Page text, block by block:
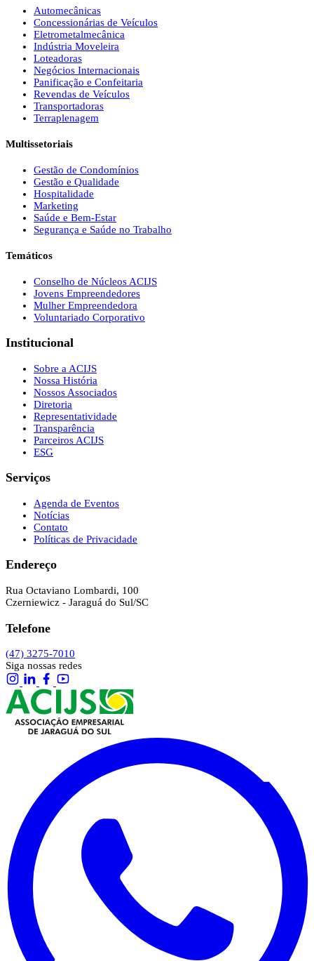
Automecânicas
Concessionárias de Veículos
Eletrometalmecânica
Indústria Moveleira
Loteadoras
Negócios Internacionais
Panificação e Confeitaria
Revendas de Veículos
Transportadoras
Terraplenagem
Multissetoriais
Gestão de Condomínios
Gestão e Qualidade
Hospitalidade
Marketing
Saúde e Bem-Estar
Segurança e Saúde no Trabalho
Temáticos
Conselho de Núcleos ACIJS
Jovens Empreendedores
Mulher Empreendedora
Voluntariado Corporativo
Institucional
Sobre a ACIJS
Nossa História
Nossos Associados
Diretoria
Representatividade
Transparência
Parceiros ACIJS
ESG
Serviços
Agenda de Eventos
Notícias
Contato
Políticas de Privacidade
Endereço
Rua Octaviano Lombardi, 100
Czerniewicz - Jaraguá do Sul/SC
Telefone
(47) 3275-7010
Siga nossas redes